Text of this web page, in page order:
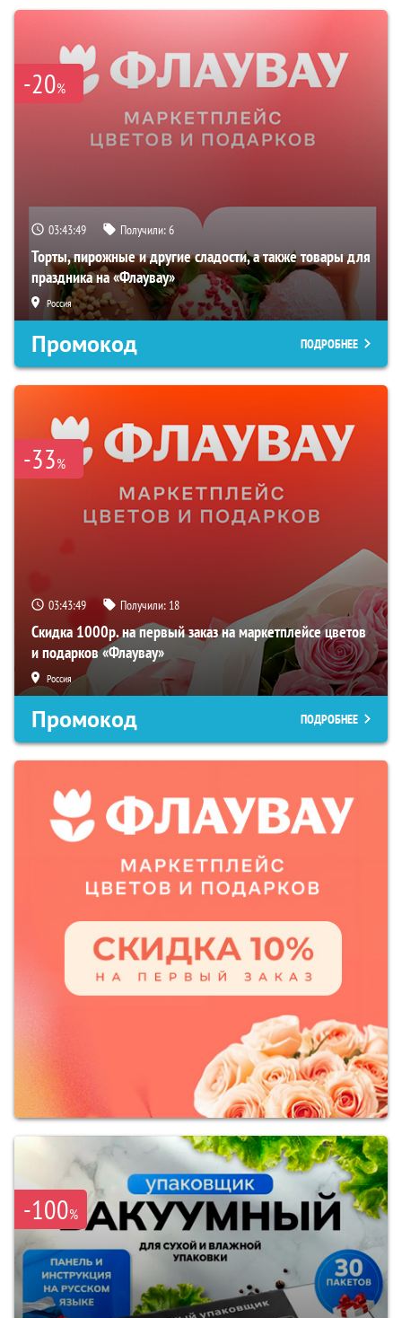
-20%
03:43:48 Получили:6
Торты, пирожные и другие сладости, а также товары для
праздника на «Флаувау»
Россия
Промокод ПОДРОБНЕЕ
-33%
03:43:48 Получили: 18
Скидка 1000р. на первый заказ на маркетплейсе цветов
и подарков «Флаувау»
Россия
Промокод ПОДРОБНЕЕ
-100%